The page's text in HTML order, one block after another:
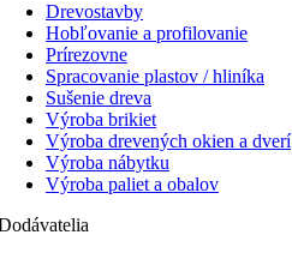
Drevostavby
Hobľovanie a profilovanie
Prírezovne
Spracovanie plastov / hliníka
Sušenie dreva
Výroba brikiet
Výroba drevených okien a dverí
Výroba nábytku
Výroba paliet a obalov